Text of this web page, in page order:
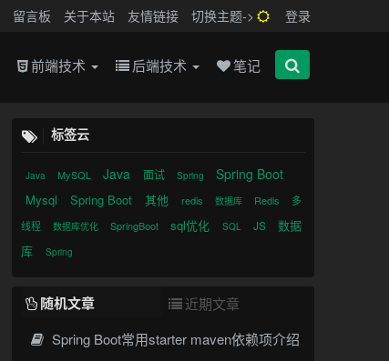
留言板 关于本站 友情链接 切换主题-> 登录
前端技术 后端技术 笔记
标签云
Java MySQL Java 面试 Spring Spring Boot
Mysql Spring Boot 其他 redis 数据库 Redis
多
线程
数据库优化 SpringBoot sql优化 SQL JS
数据
库
Spring
随机文章
近期文章
Spring Boot常用starter maven依赖项介绍